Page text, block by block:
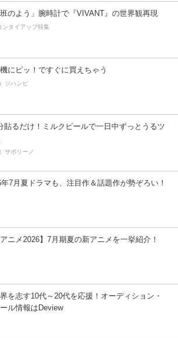
班のよう」腕時計で『VIVANT』の世界観再現
ンタイアップ特集
にピッ！ですぐに買えちゃう
ジハンピ
貼るだけ！ミルクピールで一日中ずっとうるツ
サボリーノ
年7月夏ドラマも、注目作＆話題作が勢ぞろい！
アニメ2026】7月期夏の新アニメを一挙紹介！
を志す10代～20代を応援！オーディション・
ル情報はDeview